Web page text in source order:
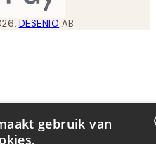
, DESENIO AB
gebruik van